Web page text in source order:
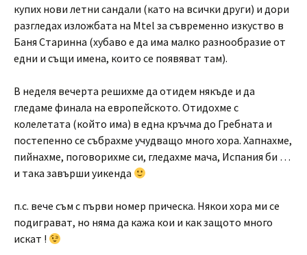
купих нови летни сандали (като на всички други) и дори
разгледах изложбата на Mtel за съвременно изкуство в
Баня Старинна (хубаво е да има малко разнообразие от
едни и същи имена, които се появяват там).
В неделя вечерта решихме да отидем някъде и да
гледаме финала на европейското. Отидохме с
колелетата (който има) в една кръчма до Гребната и
постепенно се събрахме учудващо много хора. Хапнахме,
пийнахме, поговорихме си, гледахме мача, Испания би …
и така завърши уикенда
п.с. вече съм с първи номер прическа. Някои хора ми се
подиграват, но няма да кажа кои и как защото много
искат !